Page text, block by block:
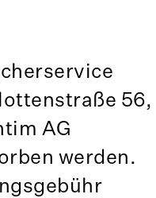
56,
AG
werden.